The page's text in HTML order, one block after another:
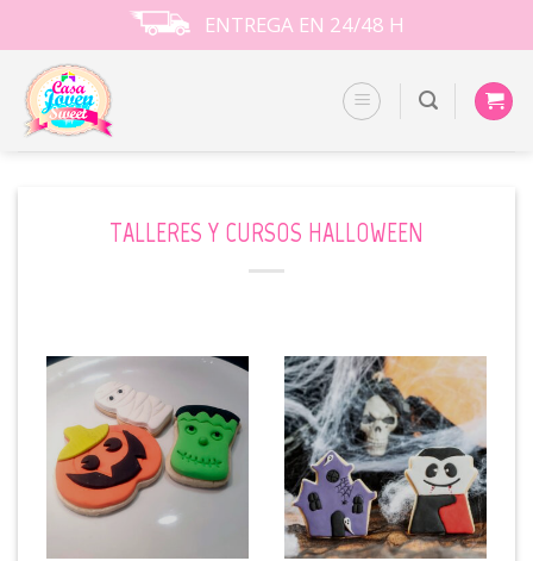
to
content
ENTREGA EN 24/48 H
TALLERES Y CURSOS HALLOWEEN